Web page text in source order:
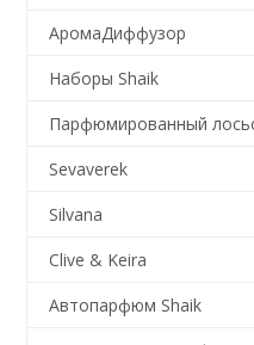
АромаДиффузор
Наборы Shaik
Парфюмированный
Sevaverek
Silvana
Clive & Keira
Автопарфюм Shaik